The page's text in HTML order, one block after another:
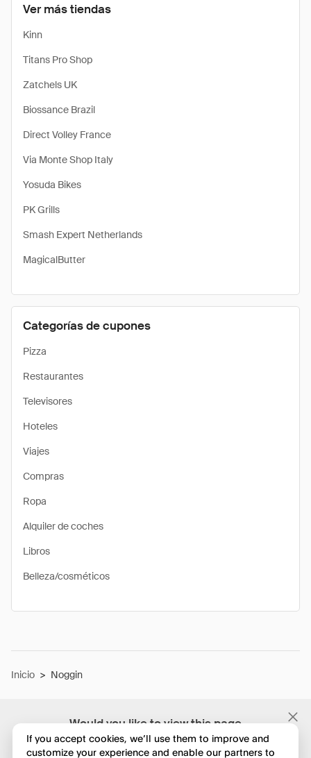
Would you like to view this page
in English?
Ver más tiendas
Kinn
Titans Pro Shop
Zatchels UK
Biossance Brazil
Direct Volley France
Via Monte Shop Italy
Yosuda Bikes
PK Grills
Smash Expert Netherlands
MagicalButter
Categorías de cupones
Pizza
Restaurantes
Televisores
Hoteles
Viajes
Compras
Ropa
Alquiler de coches
Libros
Belleza/cosméticos
Inicio > Noggin
If you accept cookies, we’ll use them to improve and
customize your experience and enable our partners to